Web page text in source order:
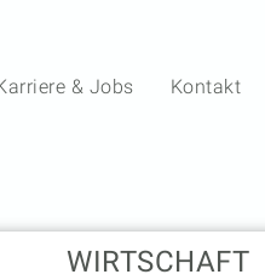
& Jobs Kontakt
WIRTSCHAFT